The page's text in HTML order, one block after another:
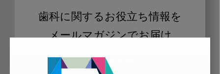
歯科に関するお役立ち情報を
メールマガジンでお届け